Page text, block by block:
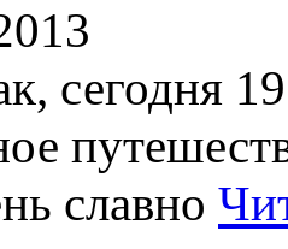
сегодня
славно